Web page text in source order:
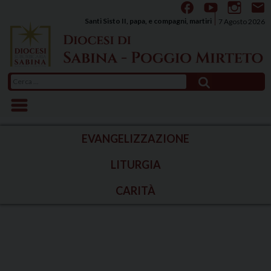
content
7 Agosto 2026
Santi Sisto II, papa, e compagni, martiri
per:
EVANGELIZZAZIONE
LITURGIA
CARITÀ